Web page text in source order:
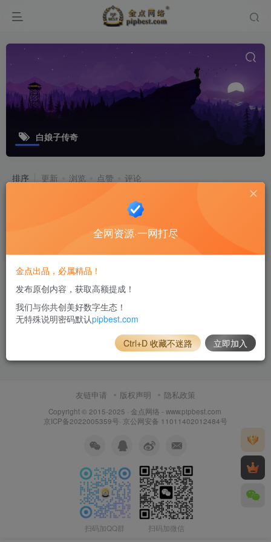
白娘子传奇
排序 更新 浏览 点赞 评论
回合手游【白娘子传奇打金端】最新整
理Linux手工服务端+授权后台+三端
+本地注册+视频教程
游戏源码
友链申请 版权声明 隐私政策
Copyright © 2015-2025 · 金点网络 - www.pipbest.com
京ICP备2022005359号· 京公网安备 11011402012484号
扫码加QQ群 扫码加微信
全网资源·一网打尽
金点出品，必属精品！
发布原创内容，获取高额提成！
我们与你共创美好数字生态！
无特殊说明密码默认pipbest.com
Ctrl+D 收藏不迷路 立即加入